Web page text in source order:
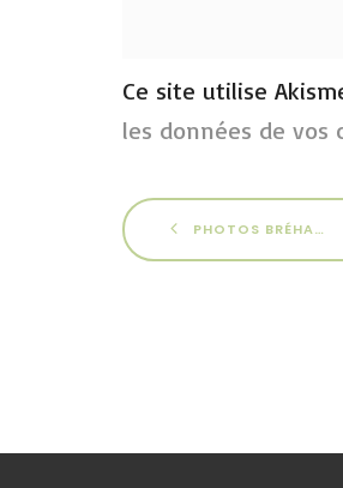
Ce site utilise
les données de
PHOTOS BRÉHAT 2016